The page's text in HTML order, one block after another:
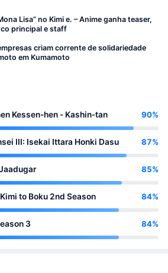
Lisa” no Kimi e. – Anime ganha teaser,
principal e staff
criam corrente de solidariedade
em Kumamoto
Kessen-hen - Kashin-tan 90%
III: Isekai Ittara Honki Dasu 87%
85%
to Boku 2nd Season 84%
3 84%